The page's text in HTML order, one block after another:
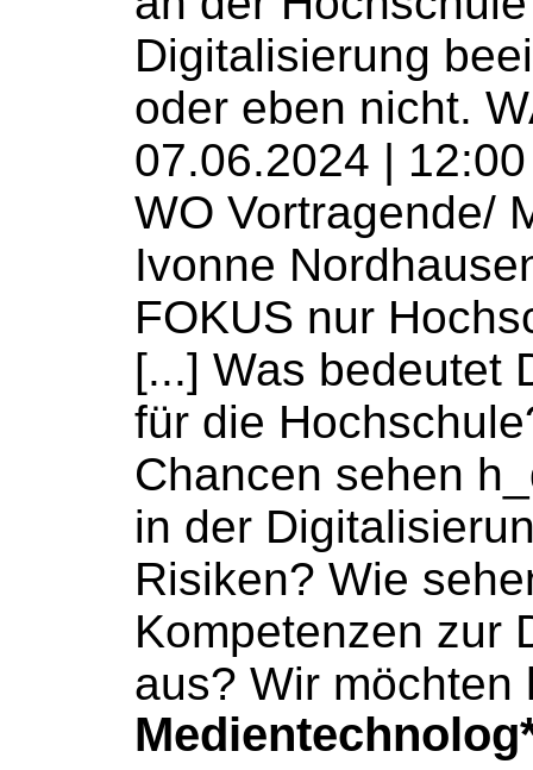
Digitalisierung
oder eben nicht.
07.06.2024 |
WO Vortragende/
Ivonne
FOKUS nur
[...] Was bedeutet
für die Hochschule
Chancen sehen
in der
Risiken? Wie
Kompetenzen zur
aus? Wir möchten